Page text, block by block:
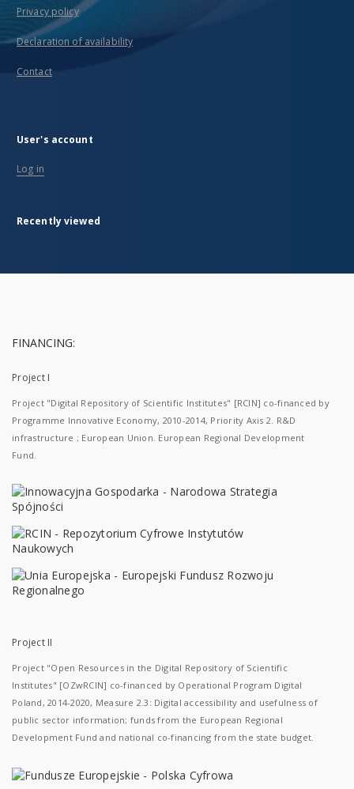
Privacy policy
Declaration of availability
Contact
User's account
Log in
Recently viewed
FINANCING:
Project I
Project "Digital Repository of Scientific Institutes" [RCIN] co-financed by
Programme Innovative Economy, 2010-2014, Priority Axis 2. R&D
infrastructure ; European Union. European Regional Development
Fund.
Project II
Project "Open Resources in the Digital Repository of Scientific
Institutes" [OZwRCIN] co-financed by Operational Program Digital
Poland, 2014-2020, Measure 2.3: Digital accessibility and usefulness of
public sector information; funds from the European Regional
Development Fund and national co-financing from the state budget.